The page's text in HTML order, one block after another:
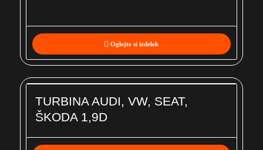
Oglejte si izdelek
TURBINA AUDI, VW, SEAT,
ŠKODA 1,9D